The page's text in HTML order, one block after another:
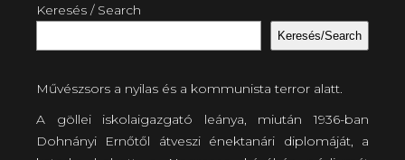
Keresés / Search
Keresés/Search
Művészsors a nyilas és a kommunista terror alatt.
A göllei iskolaigazgató leánya, miután 1936-ban
Dohnányi Ernőtől átveszi énektanári diplomáját, a